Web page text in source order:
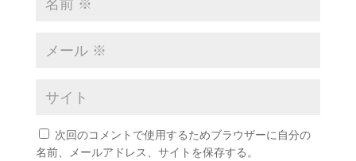
次回のコメントで使用するためブラウザーに自分の
名前、メールアドレス、サイトを保存する。